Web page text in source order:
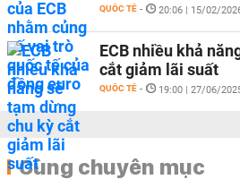
QUỐC TẾ - 20:06 | 15/02/
ECB nhiều khả
cắt giảm lãi suất
QUỐC TẾ - 19:00 | 27/06/
Cùng chuyên mục